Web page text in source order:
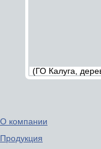
(ГО Калуга,
О компании
Продукция